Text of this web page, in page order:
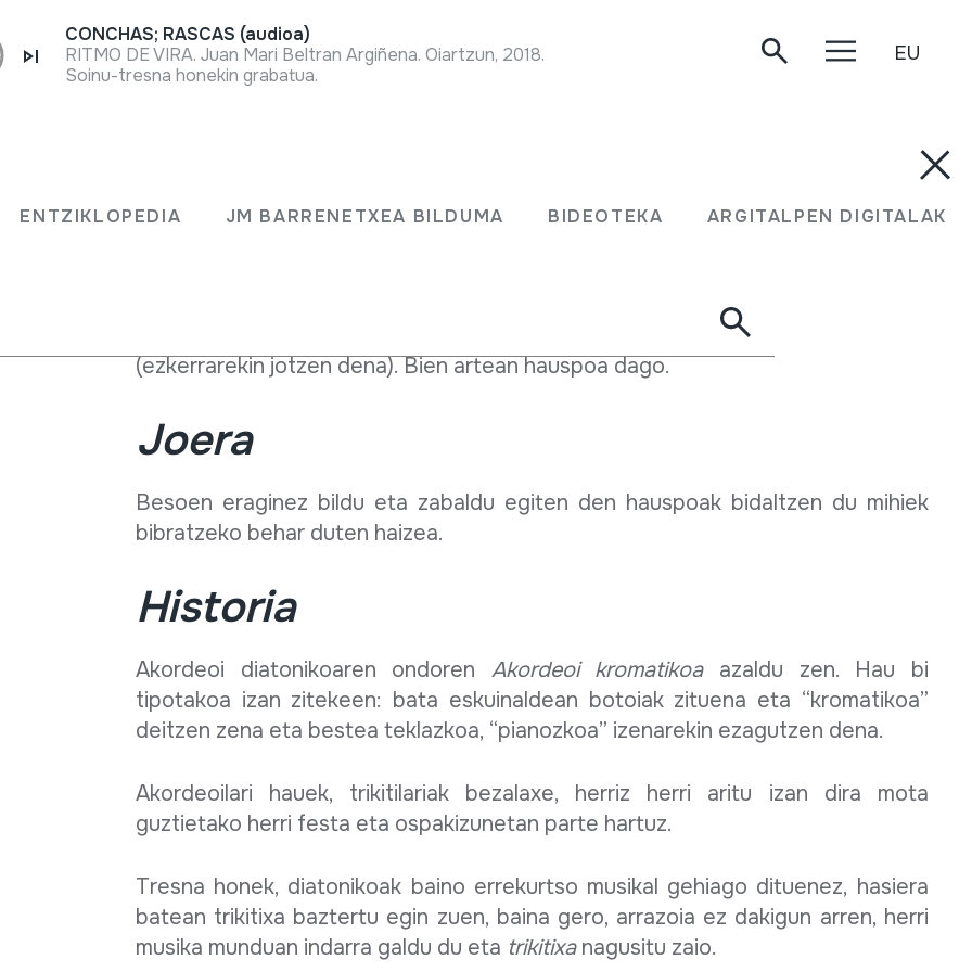
ENTZIKLOPEDIA JM BARRENETXEA BILDUMA BIDEOTEKA ARGITALPEN DIGITALAK
CONCHAS; RASCAS (audioa)
RITMO DE VIRA. Juan Mari Beltran Argiñena. Oiartzun, 2018.
Soinu-tresna honekin grabatua.
EU
Zurezko bi kaxa ditu: bat melodia emateko botoi edo teklekin (eskuin eskuarekin
jotzen dena) eta bestea laguntzeko nota grabeak eta akordeak ematen dituena
(ezkerrarekin jotzen dena). Bien artean hauspoa dago.
Joera
Besoen eraginez bildu eta zabaldu egiten den hauspoak bidaltzen du mihiek
bibratzeko behar duten haizea.
Historia
Akordeoi diatonikoaren ondoren Akordeoi kromatikoaazaldu zen. Hau bi
tipotakoa izan zitekeen: bata eskuinaldean botoiak zituena eta “kromatikoa”
deitzen zena eta bestea teklazkoa, “pianozkoa” izenarekin ezagutzen dena.
Akordeoilari hauek, trikitilariak bezalaxe, herriz herri aritu izan dira mota
guztietako herri festa eta ospakizunetan parte hartuz.
Tresna honek, diatonikoak baino errekurtso musikal gehiago dituenez, hasiera
batean trikitixa baztertu egin zuen, baina gero, arrazoia ez dakigun arren, herri
musika munduan indarra galdu du eta trikitixanagusitu zaio.